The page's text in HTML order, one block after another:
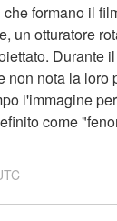
formano il
un otturatore
Durante
non nota la
l'immagine
come